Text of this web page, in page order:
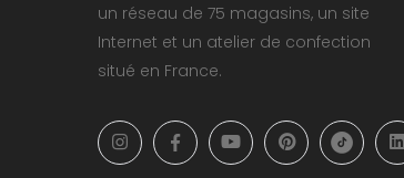
un réseau de 75 magasins, un site
Internet et un atelier de confection
situé en France.